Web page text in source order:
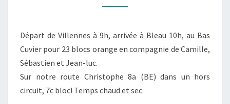
Départ de Villennes à 9h, arrivée à Bleau 10h, au Bas
Cuvier pour 23 blocs orange en compagnie de Camille,
Sébastien et Jean-luc.
Sur notre route Christophe 8a (BE) dans un hors
circuit, 7c bloc! Temps chaud et sec.